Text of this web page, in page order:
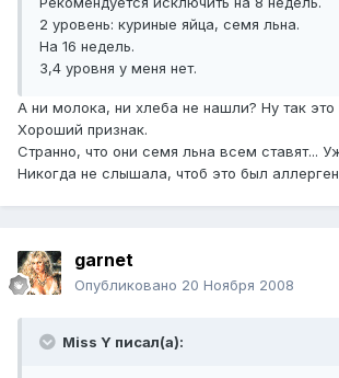
2 уровень: куриные яйца, семя льна.
На 16 недель.
3,4 уровня у меня нет.
А ни молока, ни хлеба не нашли? Ну так
Хороший признак.
Странно, что они семя льна всем ставят...
Никогда не слышала, чтоб это был
garnet
Опубликовано 20 Ноября 2008
Miss Y писал(а):